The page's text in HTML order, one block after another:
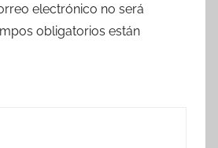
electrónico no será
obligatorios están